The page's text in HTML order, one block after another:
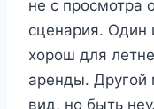
не с просмотра
сценария.
хорош для
аренды. Другой
вид, но быть